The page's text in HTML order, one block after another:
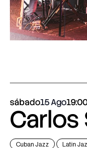
sábado15 Ago
Carlos
Cuban Jazz Latin